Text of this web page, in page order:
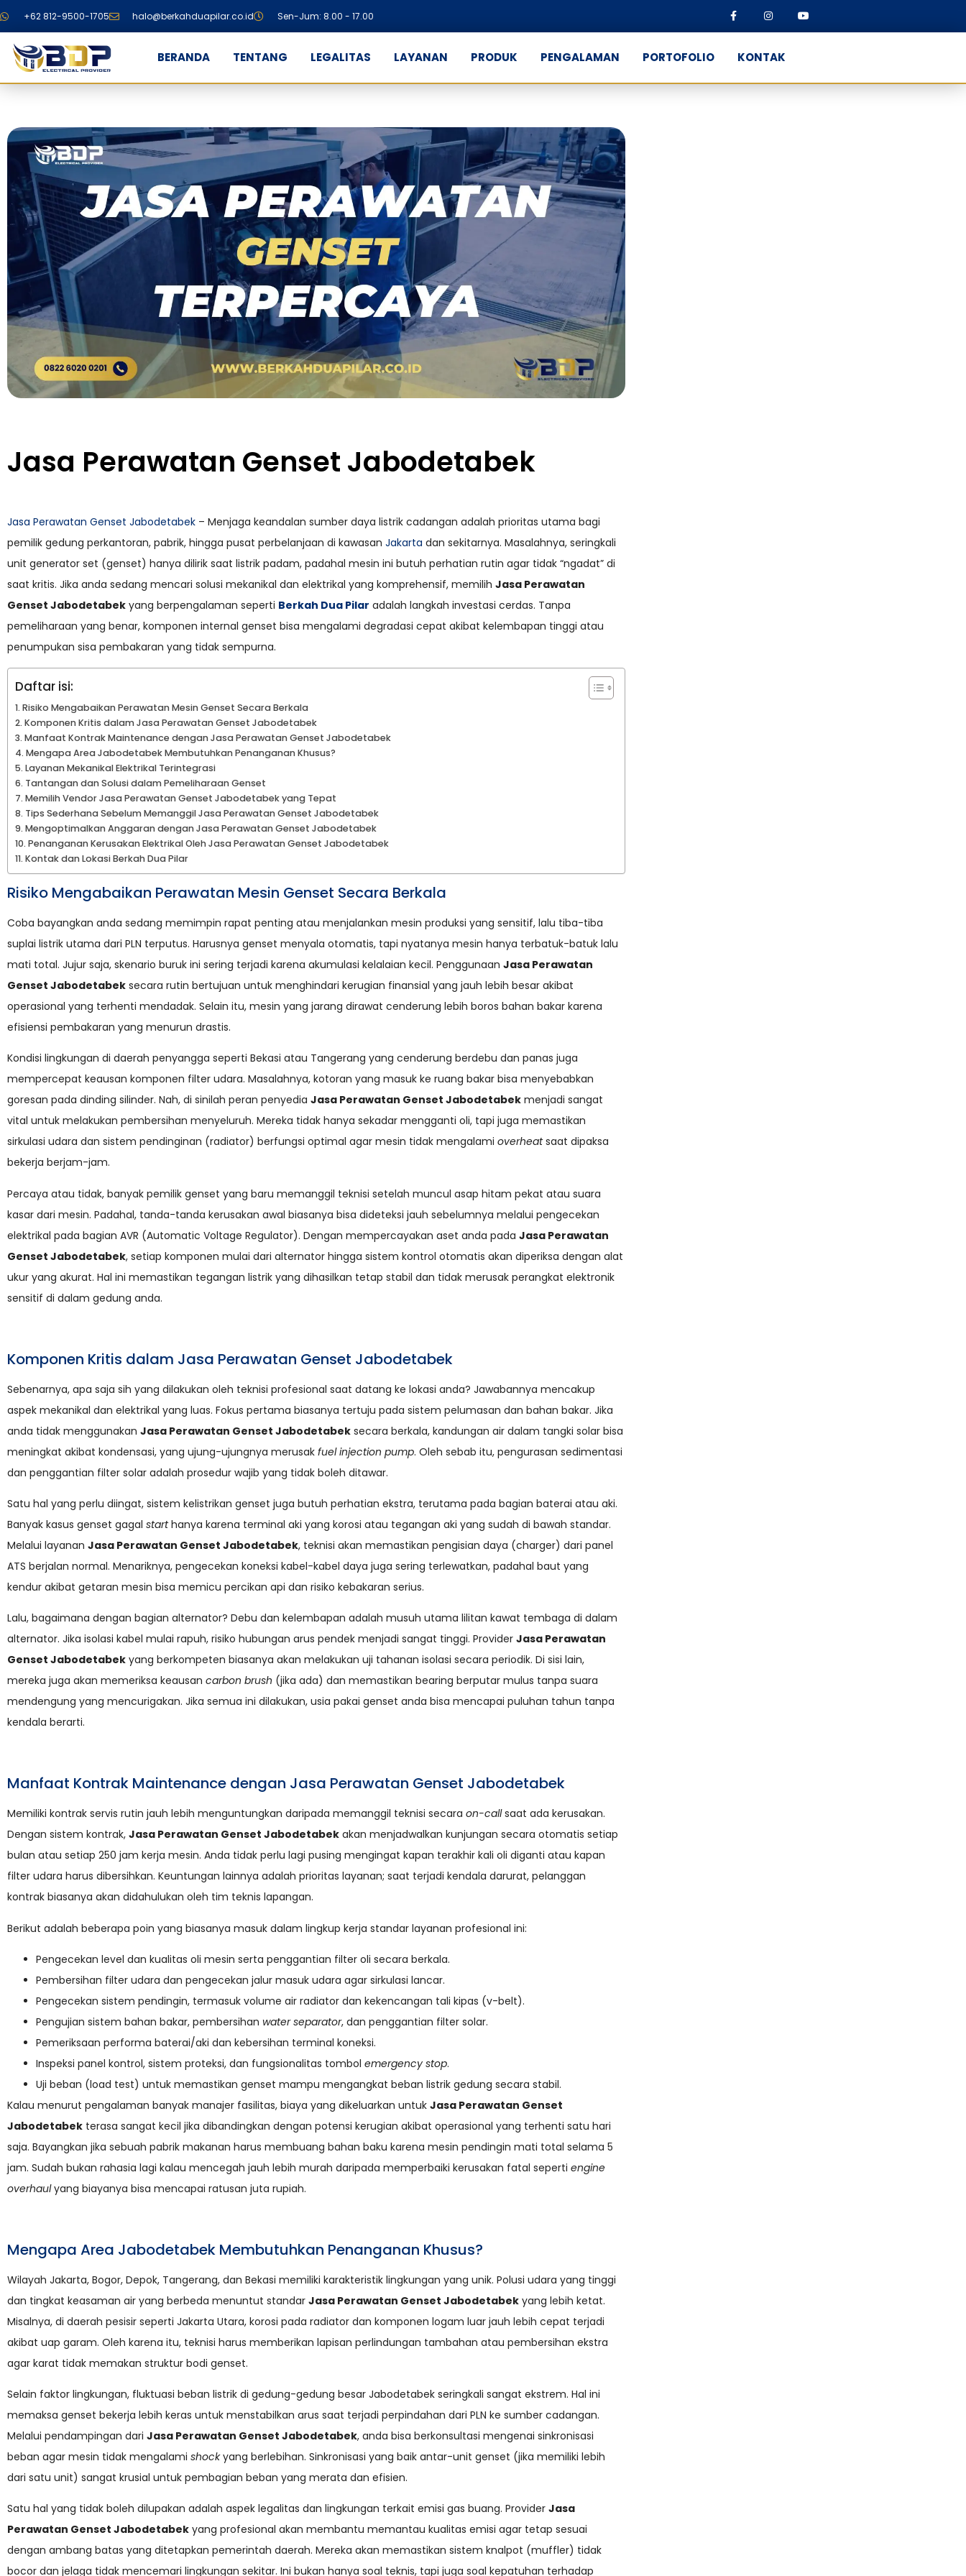
+62 812-9500-1705 halo@berkahduapilar.co.id Sen-Jum: 8.00 - 17.00
BERANDA TENTANG LEGALITAS LAYANAN PRODUK PENGALAMAN PORTOFOLIO KONTAK
Jasa Perawatan Genset Jabodetabek
Jasa Perawatan Genset Jabodetabek – Menjaga keandalan sumber daya listrik cadangan adalah prioritas utama bagi
pemilik gedung perkantoran, pabrik, hingga pusat perbelanjaan di kawasan Jakarta dan sekitarnya. Masalahnya, seringkali
unit generator set (genset) hanya dilirik saat listrik padam, padahal mesin ini butuh perhatian rutin agar tidak “ngadat” di
saat kritis. Jika anda sedang mencari solusi mekanikal dan elektrikal yang komprehensif, memilih Jasa Perawatan
Genset Jabodetabek yang berpengalaman seperti Berkah Dua Pilar adalah langkah investasi cerdas. Tanpa
pemeliharaan yang benar, komponen internal genset bisa mengalami degradasi cepat akibat kelembapan tinggi atau
penumpukan sisa pembakaran yang tidak sempurna.
Daftar isi:
Risiko Mengabaikan Perawatan Mesin Genset Secara Berkala
Komponen Kritis dalam Jasa Perawatan Genset Jabodetabek
Manfaat Kontrak Maintenance dengan Jasa Perawatan Genset Jabodetabek
Mengapa Area Jabodetabek Membutuhkan Penanganan Khusus?
Layanan Mekanikal Elektrikal Terintegrasi
Tantangan dan Solusi dalam Pemeliharaan Genset
Memilih Vendor Jasa Perawatan Genset Jabodetabek yang Tepat
Tips Sederhana Sebelum Memanggil Jasa Perawatan Genset Jabodetabek
Mengoptimalkan Anggaran dengan Jasa Perawatan Genset Jabodetabek
Penanganan Kerusakan Elektrikal Oleh Jasa Perawatan Genset Jabodetabek
Kontak dan Lokasi Berkah Dua Pilar
Risiko Mengabaikan Perawatan Mesin Genset Secara Berkala
Coba bayangkan anda sedang memimpin rapat penting atau menjalankan mesin produksi yang sensitif, lalu tiba-tiba
suplai listrik utama dari PLN terputus. Harusnya genset menyala otomatis, tapi nyatanya mesin hanya terbatuk-batuk lalu
mati total. Jujur saja, skenario buruk ini sering terjadi karena akumulasi kelalaian kecil. Penggunaan Jasa Perawatan
Genset Jabodetabek secara rutin bertujuan untuk menghindari kerugian finansial yang jauh lebih besar akibat
operasional yang terhenti mendadak. Selain itu, mesin yang jarang dirawat cenderung lebih boros bahan bakar karena
efisiensi pembakaran yang menurun drastis.
Kondisi lingkungan di daerah penyangga seperti Bekasi atau Tangerang yang cenderung berdebu dan panas juga
mempercepat keausan komponen filter udara. Masalahnya, kotoran yang masuk ke ruang bakar bisa menyebabkan
goresan pada dinding silinder. Nah, di sinilah peran penyedia Jasa Perawatan Genset Jabodetabek menjadi sangat
vital untuk melakukan pembersihan menyeluruh. Mereka tidak hanya sekadar mengganti oli, tapi juga memastikan
sirkulasi udara dan sistem pendinginan (radiator) berfungsi optimal agar mesin tidak mengalami overheatsaat dipaksa
bekerja berjam-jam.
Percaya atau tidak, banyak pemilik genset yang baru memanggil teknisi setelah muncul asap hitam pekat atau suara
kasar dari mesin. Padahal, tanda-tanda kerusakan awal biasanya bisa dideteksi jauh sebelumnya melalui pengecekan
elektrikal pada bagian AVR (Automatic Voltage Regulator). Dengan mempercayakan aset anda pada Jasa Perawatan
Genset Jabodetabek, setiap komponen mulai dari alternator hingga sistem kontrol otomatis akan diperiksa dengan alat
ukur yang akurat. Hal ini memastikan tegangan listrik yang dihasilkan tetap stabil dan tidak merusak perangkat elektronik
sensitif di dalam gedung anda.
Komponen Kritis dalam Jasa Perawatan Genset Jabodetabek
Sebenarnya, apa saja sih yang dilakukan oleh teknisi profesional saat datang ke lokasi anda? Jawabannya mencakup
aspek mekanikal dan elektrikal yang luas. Fokus pertama biasanya tertuju pada sistem pelumasan dan bahan bakar. Jika
anda tidak menggunakan Jasa Perawatan Genset Jabodetabek secara berkala, kandungan air dalam tangki solar bisa
meningkat akibat kondensasi, yang ujung-ujungnya merusak fuel injection pump. Oleh sebab itu, pengurasan sedimentasi
dan penggantian filter solar adalah prosedur wajib yang tidak boleh ditawar.
Satu hal yang perlu diingat, sistem kelistrikan genset juga butuh perhatian ekstra, terutama pada bagian baterai atau aki.
Banyak kasus genset gagal starthanya karena terminal aki yang korosi atau tegangan aki yang sudah di bawah standar.
Melalui layanan Jasa Perawatan Genset Jabodetabek, teknisi akan memastikan pengisian daya (charger) dari panel
ATS berjalan normal. Menariknya, pengecekan koneksi kabel-kabel daya juga sering terlewatkan, padahal baut yang
kendur akibat getaran mesin bisa memicu percikan api dan risiko kebakaran serius.
Lalu, bagaimana dengan bagian alternator? Debu dan kelembapan adalah musuh utama lilitan kawat tembaga di dalam
alternator. Jika isolasi kabel mulai rapuh, risiko hubungan arus pendek menjadi sangat tinggi. Provider Jasa Perawatan
Genset Jabodetabek yang berkompeten biasanya akan melakukan uji tahanan isolasi secara periodik. Di sisi lain,
mereka juga akan memeriksa keausan carbon brush (jika ada) dan memastikan bearing berputar mulus tanpa suara
mendengung yang mencurigakan. Jika semua ini dilakukan, usia pakai genset anda bisa mencapai puluhan tahun tanpa
kendala berarti.
Manfaat Kontrak Maintenance dengan Jasa Perawatan Genset Jabodetabek
Memiliki kontrak servis rutin jauh lebih menguntungkan daripada memanggil teknisi secara on-callsaat ada kerusakan.
Dengan sistem kontrak, Jasa Perawatan Genset Jabodetabek akan menjadwalkan kunjungan secara otomatis setiap
bulan atau setiap 250 jam kerja mesin. Anda tidak perlu lagi pusing mengingat kapan terakhir kali oli diganti atau kapan
filter udara harus dibersihkan. Keuntungan lainnya adalah prioritas layanan; saat terjadi kendala darurat, pelanggan
kontrak biasanya akan didahulukan oleh tim teknis lapangan.
Berikut adalah beberapa poin yang biasanya masuk dalam lingkup kerja standar layanan profesional ini:
Pengecekan level dan kualitas oli mesin serta penggantian filter oli secara berkala.
Pembersihan filter udara dan pengecekan jalur masuk udara agar sirkulasi lancar.
Pengecekan sistem pendingin, termasuk volume air radiator dan kekencangan tali kipas (v-belt).
Pengujian sistem bahan bakar, pembersihan water separator, dan penggantian filter solar.
Pemeriksaan performa baterai/aki dan kebersihan terminal koneksi.
Inspeksi panel kontrol, sistem proteksi, dan fungsionalitas tombol emergency stop.
Uji beban (load test) untuk memastikan genset mampu mengangkat beban listrik gedung secara stabil.
Kalau menurut pengalaman banyak manajer fasilitas, biaya yang dikeluarkan untuk Jasa Perawatan Genset
Jabodetabek terasa sangat kecil jika dibandingkan dengan potensi kerugian akibat operasional yang terhenti satu hari
saja. Bayangkan jika sebuah pabrik makanan harus membuang bahan baku karena mesin pendingin mati total selama 5
jam. Sudah bukan rahasia lagi kalau mencegah jauh lebih murah daripada memperbaiki kerusakan fatal seperti engine
overhaulyang biayanya bisa mencapai ratusan juta rupiah.
Mengapa Area Jabodetabek Membutuhkan Penanganan Khusus?
Wilayah Jakarta, Bogor, Depok, Tangerang, dan Bekasi memiliki karakteristik lingkungan yang unik. Polusi udara yang tinggi
dan tingkat keasaman air yang berbeda menuntut standar Jasa Perawatan Genset Jabodetabek yang lebih ketat.
Misalnya, di daerah pesisir seperti Jakarta Utara, korosi pada radiator dan komponen logam luar jauh lebih cepat terjadi
akibat uap garam. Oleh karena itu, teknisi harus memberikan lapisan perlindungan tambahan atau pembersihan ekstra
agar karat tidak memakan struktur bodi genset.
Selain faktor lingkungan, fluktuasi beban listrik di gedung-gedung besar Jabodetabek seringkali sangat ekstrem. Hal ini
memaksa genset bekerja lebih keras untuk menstabilkan arus saat terjadi perpindahan dari PLN ke sumber cadangan.
Melalui pendampingan dari Jasa Perawatan Genset Jabodetabek, anda bisa berkonsultasi mengenai sinkronisasi
beban agar mesin tidak mengalami shockyang berlebihan. Sinkronisasi yang baik antar-unit genset (jika memiliki lebih
dari satu unit) sangat krusial untuk pembagian beban yang merata dan efisien.
Satu hal yang tidak boleh dilupakan adalah aspek legalitas dan lingkungan terkait emisi gas buang. Provider Jasa
Perawatan Genset Jabodetabek yang profesional akan membantu memantau kualitas emisi agar tetap sesuai
dengan ambang batas yang ditetapkan pemerintah daerah. Mereka akan memastikan sistem knalpot (muffler) tidak
bocor dan jelaga tidak mencemari lingkungan sekitar. Ini bukan hanya soal teknis, tapi juga soal kepatuhan terhadap